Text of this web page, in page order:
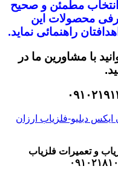
انتخاب مطمئن و صحیح
محصولات این
راهنمائی نماید.
با مشاورین ما در
و تعمیرات فلزیاب